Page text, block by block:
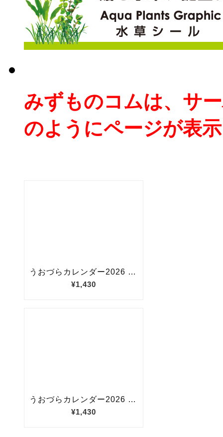
みずものコムは、サ
のようにページが表